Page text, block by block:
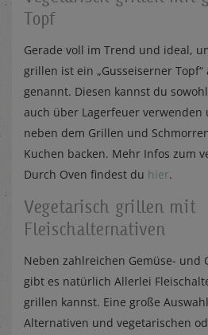
Topf
Gerade voll im Trend und ideal,
grillen ist ein „Gusseiserner Topf“
genannt. Diesen kannst du
auch über Lagerfeuer verwenden
neben dem Grillen und
Kuchen backen. Mehr Infos zum
Durch Oven findest du hier.
Vegetarisch grillen mit
Fleischalternativen
Neben zahlreichen Gemüse- und
gibt es natürlich Allerlei
grillen kannst. Eine große
Alternativen und vegetarischen